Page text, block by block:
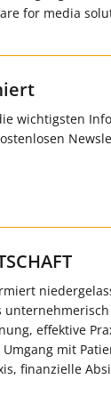
for media
wichtigsten
effektive
mit
finanzielle